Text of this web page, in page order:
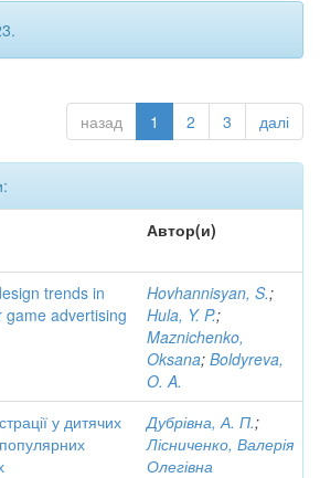
назад 1 2 3 далі
Автор(и)
trends in
game advertising
Hovhannisyan, S.;
Hula, Y. P.;
Maznichenko,
Oksana; Boldyreva,
O. A.
у дитячих
Дубрівна, А. П.;
Лісниченко, Валерія
Олегівна